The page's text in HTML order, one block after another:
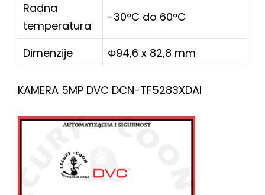
Radna
temperatura
-30°C do 60°C
Dimenzije Φ94,6 x 82,8 mm
KAMERA 5MP DVC DCN-TF5283XDAI